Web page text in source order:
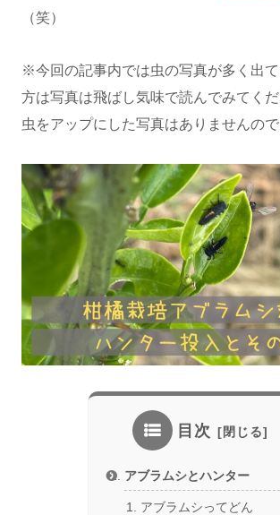
（笑）
※今回の記事内では虫の写真が多く出
方は写真は飛ばし気味で読んでみてく
虫をアップにした写真はありませんので
目次
アブラムシとハンター
アブラムシってどん